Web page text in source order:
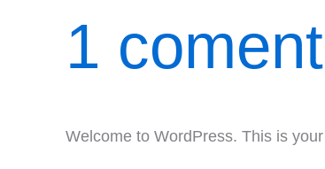
1
Welcome to WordPress. This is